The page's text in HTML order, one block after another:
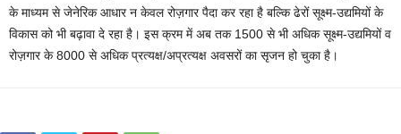
के माध्यम से जेनेरिक आधार न केवल रोज़गार पैदा कर रहा है बल्कि ढेरों सूक्ष्म-उद्यमियों के
विकास को भी बढ़ावा दे रहा है। इस क्रम में अब तक 1500 से भी अधिक सूक्ष्म-उद्यमियों व
रोज़गार के 8000 से अधिक प्रत्यक्ष/अप्रत्यक्ष अवसरों का सृजन हो चुका है।